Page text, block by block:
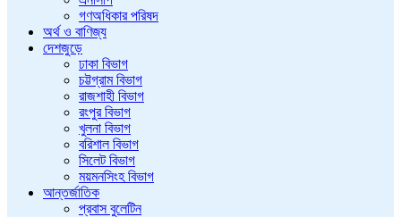
গণঅধিকার পরিষদ
অর্থ ও বাণিজ্য
দেশজুড়ে
ঢাকা বিভাগ
চট্টগ্রাম বিভাগ
রাজশাহী বিভাগ
রংপুর বিভাগ
খুলনা বিভাগ
বরিশাল বিভাগ
সিলেট বিভাগ
ময়মনসিংহ বিভাগ
আন্তর্জাতিক
প্রবাস বুলেটিন